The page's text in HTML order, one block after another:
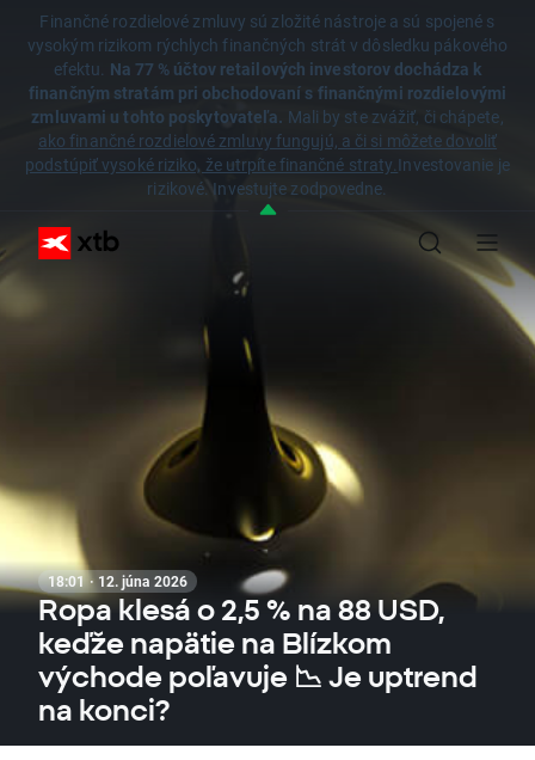
Finančné rozdielové zmluvy sú zložité nástroje a sú spojené s
vysokým rizikom rýchlych finančných strát v dôsledku pákového
efektu. Na 77 % účtov retailových investorov dochádza k
finančným stratám pri obchodovaní s finančnými rozdielovými
zmluvami u tohto poskytovateľa. Mali by ste zvážiť, či chápete,
ako finančné rozdielové zmluvy fungujú, a či si môžete dovoliť
podstúpiť vysoké riziko, že utrpíte finančné straty.Investovanie je
rizikové. Investujte zodpovedne.
18:01 · 12. júna 2026
Ropa klesá o 2,5 % na 88 USD,
keďže napätie na Blízkom
východe poľavuje 📉 Je uptrend
na konci?